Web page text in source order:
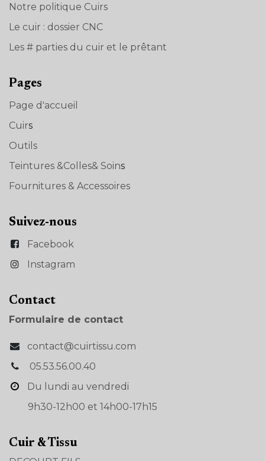
Notre politique Cuirs
Le cuir : dossier CNC
Les # parties du cuir et le prêtant
Pages
Page d'accueil
Cuirs
Outils
Teintures &Colles& Soins
Fournitures & Accessoires
Suivez-nous
Facebook
Instagram
Con​tact
Formulaire de contact
contact@cuirtissu.com
05.53.56.00.40
Du lundi au vendredi
9h30-12h00 et 14h00-17h15
Cuir & Tissu